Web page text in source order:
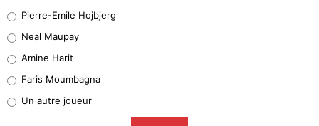
5%
1%
9%
Pierre-Emile Hojbjerg
Neal Maupay
Amine Harit
Faris Moumbagna
Un autre joueur